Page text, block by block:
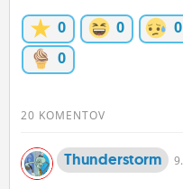
0 0 0
0
20 KOMENTOV
Thunderstorm 9.